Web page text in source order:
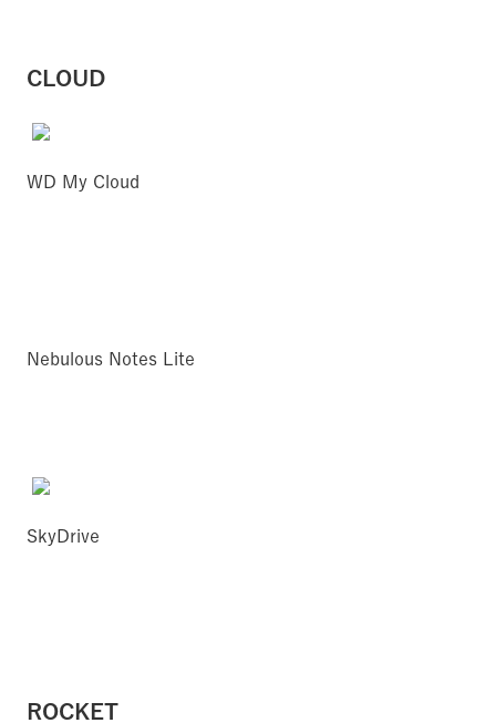
CLOUD
WD My Cloud
Nebulous Notes Lite
SkyDrive
ROCKET